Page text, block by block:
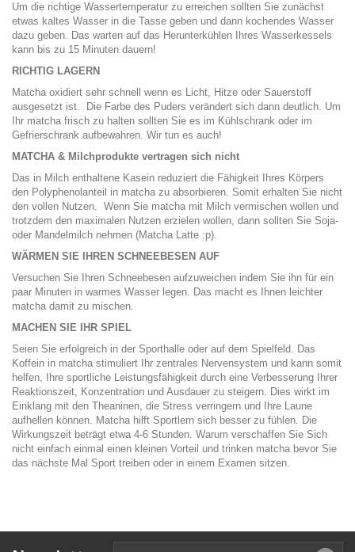
Um die richtige Wassertemperatur zu erreichen sollten Sie zunächst
etwas kaltes Wasser in die Tasse geben und dann kochendes Wasser
dazu geben. Das warten auf das Herunterkühlen Ihres Wasserkessels
kann bis zu 15 Minuten dauern!
RICHTIG LAGERN
Matcha oxidiert sehr schnell wenn es Licht, Hitze oder Sauerstoff
ausgesetzt ist. Die Farbe des Puders verändert sich dann deutlich. Um
Ihr matcha frisch zu halten sollten Sie es im Kühlschrank oder im
Gefrierschrank aufbewahren. Wir tun es auch!
MATCHA & Milchprodukte vertragen sich nicht
Das in Milch enthaltene Kasein reduziert die Fähigkeit Ihres Körpers
den Polyphenolanteil in matcha zu absorbieren. Somit erhalten Sie nicht
den vollen Nutzen. Wenn Sie matcha mit Milch vermischen wollen und
trotzdem den maximalen Nutzen erzielen wollen, dann sollten Sie Soja-
oder Mandelmilch nehmen (Matcha Latte :p).
WÄRMEN SIE IHREN SCHNEEBESEN AUF
Versuchen Sie Ihren Schneebesen aufzuweichen indem Sie ihn für ein
paar Minuten in warmes Wasser legen. Das macht es Ihnen leichter
matcha damit zu mischen.
MACHEN SIE IHR SPIEL
Seien Sie erfolgreich in der Sporthalle oder auf dem Spielfeld. Das
Koffein in matcha stimuliert Ihr zentrales Nervensystem und kann somit
helfen, Ihre sportliche Leistungsfähigkeit durch eine Verbesserung Ihrer
Reaktionszeit, Konzentration und Ausdauer zu steigern. Dies wirkt im
Einklang mit den Theaninen, die Stress verringern und Ihre Laune
aufhellen können. Matcha hilft Sportlern sich besser zu fühlen. Die
Wirkungszeit beträgt etwa 4-6 Stunden. Warum verschaffen Sie Sich
nicht einfach einmal einen kleinen Vorteil und trinken matcha bevor Sie
das nächste Mal Sport treiben oder in einem Examen sitzen.